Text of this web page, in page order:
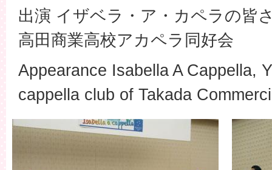
出演 イザベラ・ア・カペラの皆
高田商業高校アカペラ同好会
Appearance Isabella A Cappella,
cappella club of Takada